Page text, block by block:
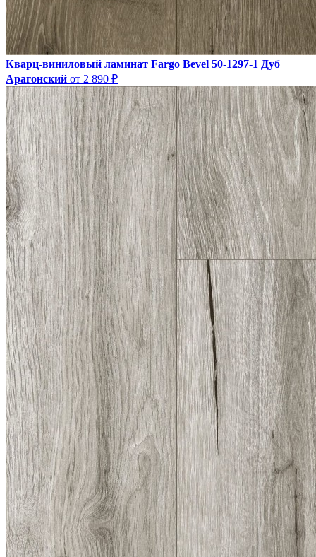
Кварц-виниловый ламинат Fargo Bevel 50-1297-1 Дуб
Арагонский от 2 890 ₽